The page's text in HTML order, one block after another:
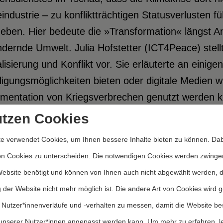
– zu konfliktträchtigen Statusverlusten
Hier bedeute die »Transformation« längst
Umwelt. Julia Hofstetter (ICT4Peace)
und Konflikt vor. Sie erläuterte an
bieten oder digitale Medien
von Kriegsverbrechen genutzt werden
wie Online-Hass oder digitale Mobilisierungen
vier Arbeitsgruppen (AG), in denen jeweils
mit Transformationskonflikten diskutiert
erste AG diskutierte nach einem Input von Cora
(Berghof Foundation) die Frage, wie
Cookies
verwendet Cookies, um Ihnen bessere Inhalte bieten zu können.
Cookies zu unterscheiden. Die notwendigen Cookies werden
benötigt und können von Ihnen auch nicht abgewählt werden,
der Website nicht mehr möglich ist. Die andere Art von Cookies wird
und -verhalten zu messen, damit die Website